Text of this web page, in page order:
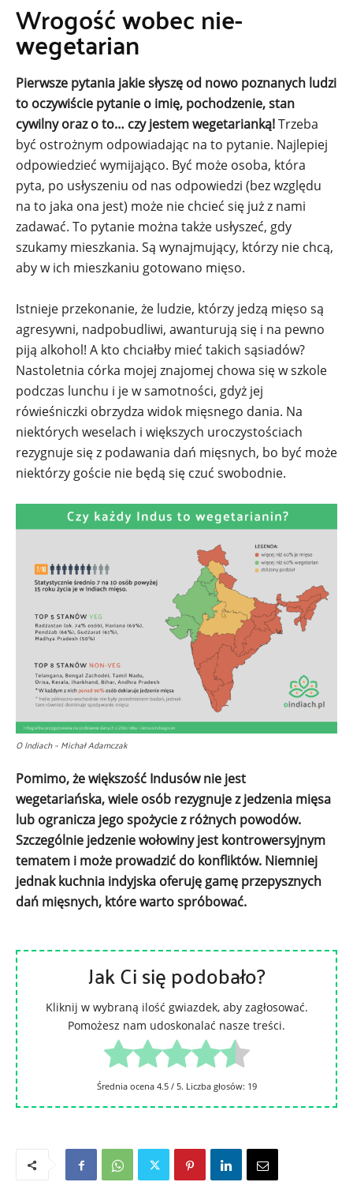
Wrogość wobec nie-
wegetarian
Pierwsze pytania jakie słyszę od nowo poznanych ludzi
to oczywiście pytanie o imię, pochodzenie, stan
cywilny oraz o to… czy jestem wegetarianką!Trzeba
być ostrożnym odpowiadając na to pytanie. Najlepiej
odpowiedzieć wymijająco. Być może osoba, która
pyta, po usłyszeniu od nas odpowiedzi (bez względu
na to jaka ona jest) może nie chcieć się już z nami
zadawać. To pytanie można także usłyszeć, gdy
szukamy mieszkania. Są wynajmujący, którzy nie chcą,
aby w ich mieszkaniu gotowano mięso.
Istnieje przekonanie, że ludzie, którzy jedzą mięso są
agresywni, nadpobudliwi, awanturują się i na pewno
piją alkohol! A kto chciałby mieć takich sąsiadów?
Nastoletnia córka mojej znajomej chowa się w szkole
podczas lunchu i je w samotności, gdyż jej
rówieśniczki obrzydza widok mięsnego dania. Na
niektórych weselach i większych uroczystościach
rezygnuje się z podawania dań mięsnych, bo być może
niektórzy goście nie będą się czuć swobodnie.
O Indiach – Michał Adamczak
Pomimo, że większość Indusów nie jest
wegetariańska, wiele osób rezygnuje z jedzenia mięsa
lub ogranicza jego spożycie z różnych powodów.
Szczególnie jedzenie wołowiny jest kontrowersyjnym
tematem i może prowadzić do konfliktów. Niemniej
jednak kuchnia indyjska oferuję gamę przepysznych
dań mięsnych, które warto spróbować.
Jak Ci się podobało?
Kliknij w wybraną ilość gwiazdek, aby zagłosować.
Pomożesz nam udoskonalać nasze treści.
Średnia ocena 4.5/ 5. Liczba głosów: 19